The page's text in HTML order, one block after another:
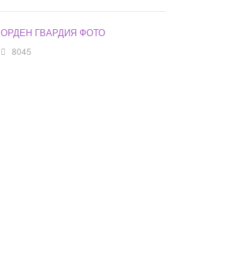
ОРДЕН ГВАРДИЯ ФОТО
8045